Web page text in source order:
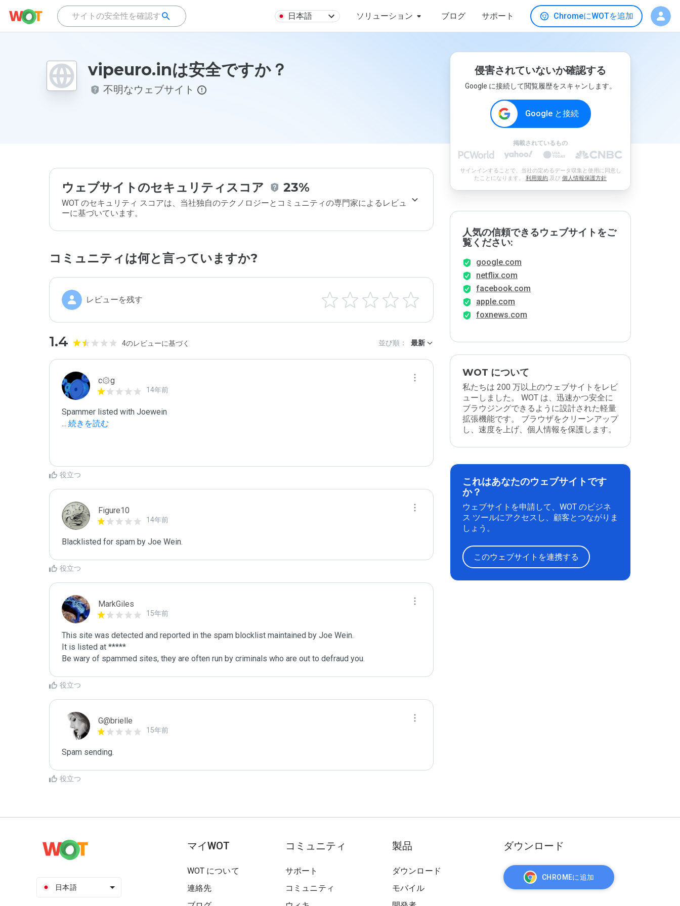
日本語 ソリューション ブログ サポート ChromeにWOTを追加
vipeuro.inは安全ですか？
不明なウェブサイト
ウェブサイトのセキュリティスコア 23%
WOT のセキュリティ スコアは、当社独自のテクノロジーとコミュニティの専門家によるレビュ
ーに基づいています。
コミュニティは何と言っていますか?
レビューを残す
1.4 4のレビューに基づく 並び順： 最新
c۞g
14年前
... 続きを読む
役立つ
Figure10
14年前
Blacklisted for spam by Joe Wein.
役立つ
MarkGiles
15年前
This site was detected and reported in the spam blocklist maintained by Joe Wein.
It is listed at *****
Be wary of spammed sites, they are often run by criminals who are out to defraud you.
役立つ
G@brielle
15年前
Spam sending.
役立つ
侵害されていないか確認する
Google に接続して閲覧履歴をスキャンします。
Google と接続
掲載されているもの
サインインすることで、当社の定めるデータ収集と使用に同意し
たことになります。 利用規約 及び 個人情報保護方針
人気の信頼できるウェブサイトをご
覧ください:
google.com
netflix.com
facebook.com
apple.com
foxnews.com
WOT について
私たちは 200 万以上のウェブサイトをレビ
ューしました。 WOT は、迅速かつ安全に
ブラウジングできるように設計された軽量
拡張機能です。 ブラウザをクリーンアップ
し、速度を上げ、個人情報を保護します。
これはあなたのウェブサイトです
か？
ウェブサイトを申請して、WOT のビジネ
ス ツールにアクセスし、顧客とつながりま
しょう。
このウェブサイトを連携する
日本語
マイWOT
WOT について
連絡先
コミュニティ
サポート
コミュニティ
製品
ダウンロード
モバイル
ダウンロード
CHROMEに追加